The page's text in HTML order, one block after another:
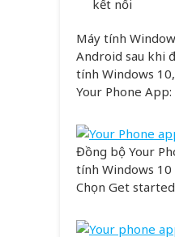
kết nối
Máy tính
Android sau khi
tính Windows
Your Phone App:
Đồng bộ Your
tính Windows
Chọn Get started